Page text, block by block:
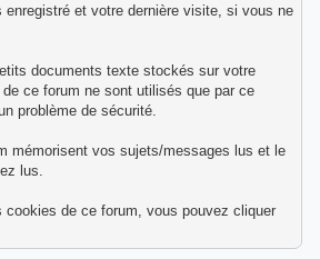
et votre dernière visite, si vous ne
documents texte stockés sur votre
ce forum ne sont utilisés que par ce
problème de sécurité.
mémorisent vos sujets/messages lus et le
lus.
cookies de ce forum, vous pouvez cliquer